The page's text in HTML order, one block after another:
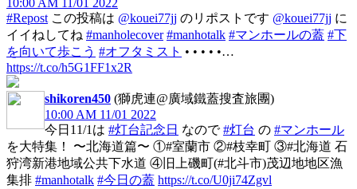
#Repost この投稿は @kouei77jj のリポストです @kouei77jj に
イイねしてね #manholecover #manhotalk #マンホールの蓋 #下
を向いて歩こう #オフタミスト • • • • •…
https://t.co/h5G1FF1x2R
shikoren450 (獅虎連@廣域鐵蓋搜査旅團)
10:00 AM 11/01 2022
今日11/1は #灯台記念日 なので#灯台 の #マンホール
を大特集！ 〜北海道篇〜 ①#室蘭市 ②#枝幸町 ③#北海道 石
狩湾新港地域公共下水道 ④旧上磯町(#北斗市)茂辺地地区漁
集排 #manhotalk #今日の蓋 https://t.co/U0ji74Zgvl